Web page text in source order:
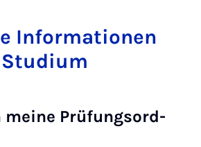
In­for­ma­ti­o­nen
mei­ne Prü­fungs­ord­